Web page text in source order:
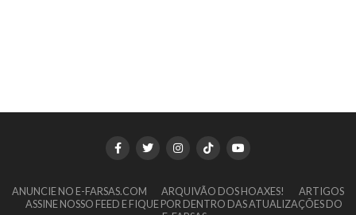
ANUNCIE NO E-FARSAS.COM ARQUIVÃO DOS HOAXES!
ARTIGOS
ASSINE NOSSO FEED E FIQUE POR DENTRO DAS ATUALIZAÇÕES DO